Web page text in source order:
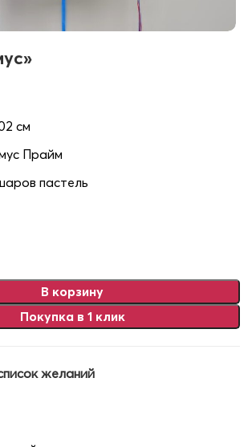
см
Прайм
пастель
В корзину
Покупка в 1 клик
желаний